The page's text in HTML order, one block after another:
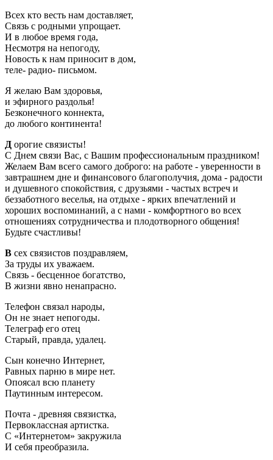
Всех кто весть нам доставляет,
Связь с родными упрощает.
И в любое время года,
Несмотря на непогоду,
Новость к нам приносит в дом,
теле- радио- письмом.
Я желаю Вам здоровья,
и эфирного раздолья!
Безконечного коннекта,
до любого континента!
Д орогие связисты!
С Днем связи Вас, с Вашим профессиональным праздником!
Желаем Вам всего самого доброго: на работе - уверенности в
завтрашнем дне и финансового благополучия, дома - радости
и душевного спокойствия, с друзьями - частых встреч и
беззаботного веселья, на отдыхе - ярких впечатлений и
хороших воспоминаний, а с нами - комфортного во всех
отношениях сотрудничества и плодотворного общения!
Будьте счастливы!
В сех связистов поздравляем,
За труды их уважаем.
Связь - бесценное богатство,
В жизни явно ненапрасно.
Телефон связал народы,
Он не знает непогоды.
Телеграф его отец
Старый, правда, удалец.
Сын конечно Интернет,
Равных парню в мире нет.
Опоясал всю планету
Паутинным интересом.
Почта - древняя связистка,
Первоклассная артистка.
С «Интернетом» закружила
И себя преобразила.